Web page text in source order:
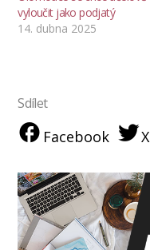
vyloučit jako podjatý
14. dubna 2025
Sdílet
Facebook X